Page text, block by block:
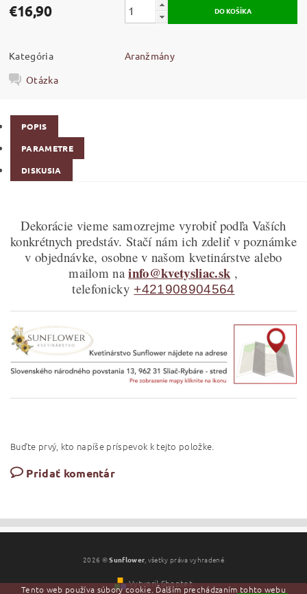
€16,90
Kategória
Aranžmány
Otázka
POPIS
PARAMETRE
DISKUSIA
Dekorácie vieme samozrejme vyrobiť podľa Vaších
konkrétnych predstáv. Stačí nám ich zdeliť v poznámke
v objednávke, osobne v našom kvetinárstve alebo
mailom nainfo@kvetysliac.sk ,
telefonicky +421908904564
Buďte prvý, kto napíše príspevok k tejto položke.
Pridať komentár
2026 ©Sunflower, všetky práva vyhradené
Vytvoril Shoptet
Tento web používa súbory cookie. Ďalším prechádzaním tohto webu